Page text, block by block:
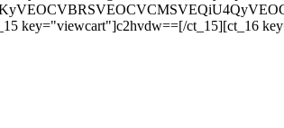
key="viewcart"]c2hvdw==[/ct_15][ct_16